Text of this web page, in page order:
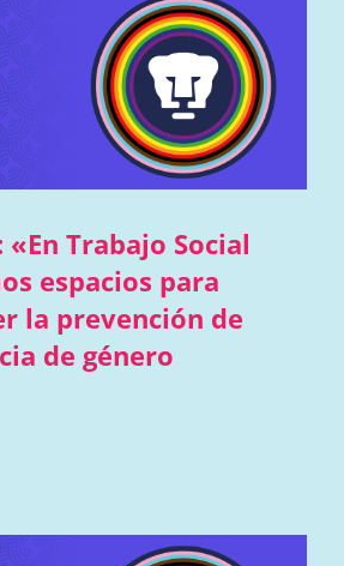
«En Trabajo Social
espacios para
la prevención de
de género